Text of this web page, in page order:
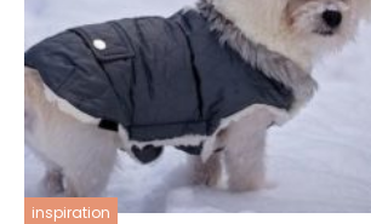
inspiration